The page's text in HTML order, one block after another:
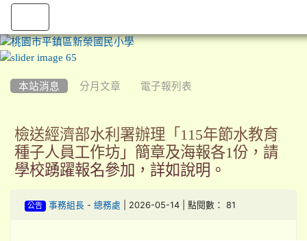
本站消息 分月文章 電子報列表
檢送經濟部水利署辦理「115年節水教育
種子人員工作坊」簡章及海報各1份，請
學校踴躍報名參加，詳如說明。
公告 事務組長- 總務處 | 2026-05-14 | 點閱數： 81